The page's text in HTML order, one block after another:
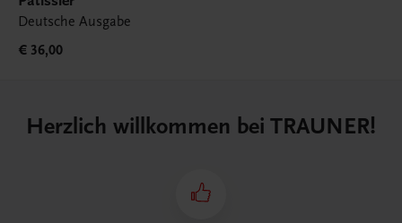
Deutsche Ausgabe
€ 36,00
Herzlich willkommen bei TRAUNER!